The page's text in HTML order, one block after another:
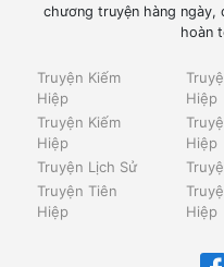
chương truyện hàng
hoàn
Truyện Kiếm
Hiệp
Truyện Kiếm
Hiệp
Truyện Lịch Sử
Truyện Tiên
Hiệp
Hiệp
Hiệp
Hiệp